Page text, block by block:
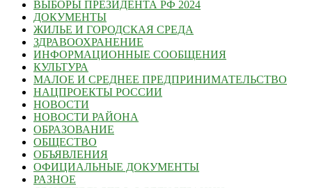
ВЫБОРЫ ПРЕЗИДЕНТА РФ 2024
ДОКУМЕНТЫ
ЖИЛЬЕ И ГОРОДСКАЯ СРЕДА
ЗДРАВООХРАНЕНИЕ
ИНФОРМАЦИОННЫЕ СООБЩЕНИЯ
КУЛЬТУРА
МАЛОЕ И СРЕДНЕЕ ПРЕДПРИНИМАТЕЛЬСТВО
НАЦПРОЕКТЫ РОССИИ
НОВОСТИ
НОВОСТИ РАЙОНА
ОБРАЗОВАНИЕ
ОБЩЕСТВО
ОБЪЯВЛЕНИЯ
ОФИЦИАЛЬНЫЕ ДОКУМЕНТЫ
РАЗНОЕ